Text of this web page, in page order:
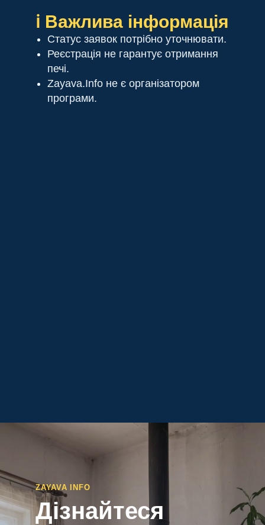
ℹ️ Важлива інформація
Статус заявок потрібно уточнювати.
Реєстрація не гарантує отримання
печі.
Zayava.Info не є організатором
програми.
ZAYAVA INFO
Дізнайтеся